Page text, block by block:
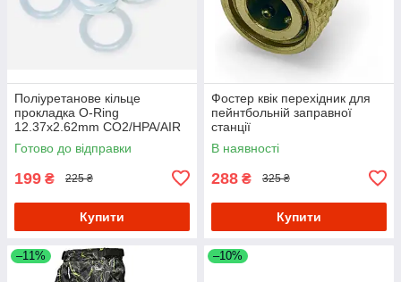
Поліуретанове кільце
прокладка O-Ring
12.37x2.62mm CO2/HPA/AIR
для адаптера клапана
Din300 (набір 10 штук)
Готово до відправки
199 ₴ 225 ₴
Купити
Фостер квік перехідник для
пейнтбольній заправної
станції
В наявності
288 ₴ 325 ₴
Купити
–11% –10%